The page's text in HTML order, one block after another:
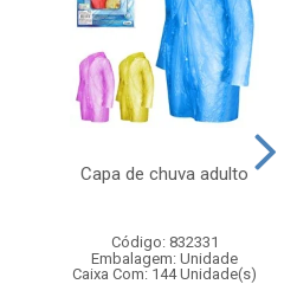
Capa de chuva adulto
Código: 832331
Embalagem: Unidade
Caixa Com: 144 Unidade(s)